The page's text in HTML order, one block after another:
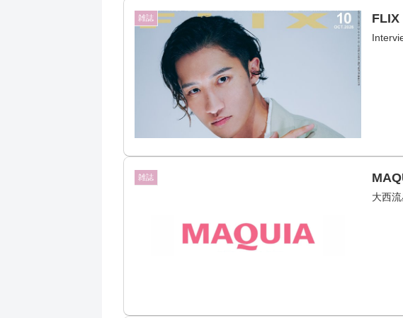
雑誌 FLIX
雑誌
大西